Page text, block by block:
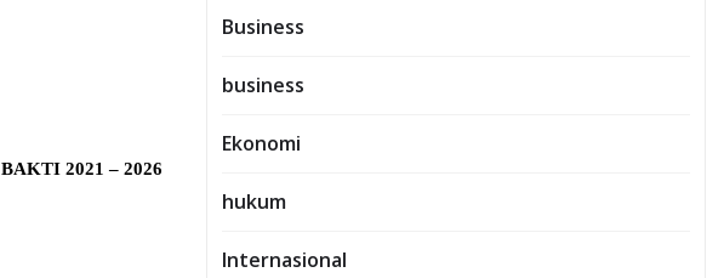
2021 – 2026
Business
business
Ekonomi
hukum
Internasional